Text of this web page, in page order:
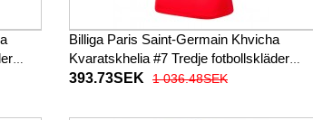
Billiga Paris Saint-Germain Khvicha
Kvaratskhelia #7 Tredje fotbollskläder
Dam 2025-26 Kortärmad
393.73SEK 1 036.48SEK